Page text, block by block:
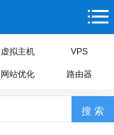
虚拟主机 VPS
网站优化 路由器